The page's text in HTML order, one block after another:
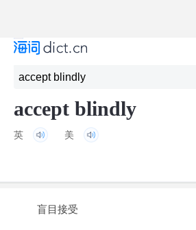
accept blindly
英 美
盲目接受